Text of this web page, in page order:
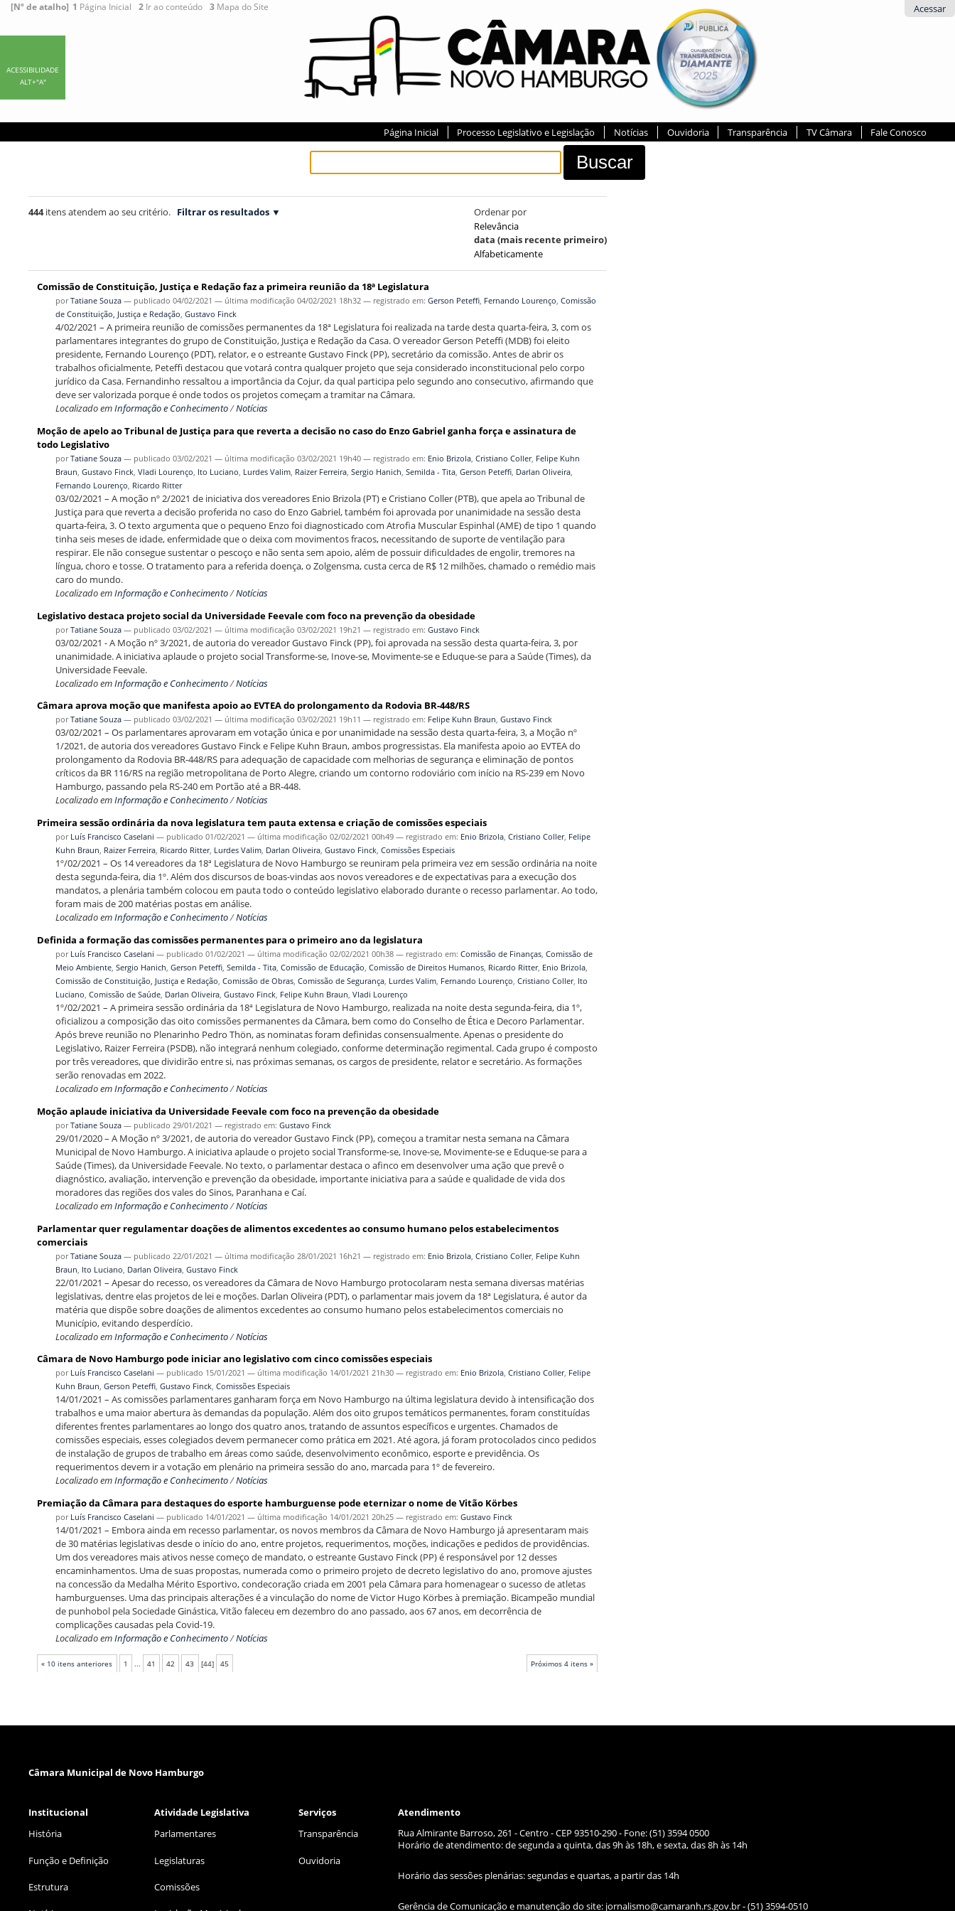
Acessar
[Nº de atalho] 1 Página Inicial 2 Ir ao conteúdo 3 Mapa do Site
ACESSIBILIDADE
ALT+"A"
Página Inicial Processo Legislativo e Legislação Notícias Ouvidoria Transparência TV Câmara Fale Conosco
444itens atendem ao seu critério. Filtrar os resultados
Ordenar por
Relevância
data (mais recente primeiro)
Alfabeticamente
Comissão de Constituição, Justiça e Redação faz a primeira reunião da 18ª Legislatura
porTatiane Souza — publicado 04/02/2021 — última modificação 04/02/2021 18h32 — registrado em: Gerson Peteffi, Fernando Lourenço, Comissão
de Constituição, Justiça e Redação, Gustavo Finck
4/02/2021 – A primeira reunião de comissões permanentes da 18ª Legislatura foi realizada na tarde desta quarta-feira, 3, com os
parlamentares integrantes do grupo de Constituição, Justiça e Redação da Casa. O vereador Gerson Peteffi (MDB) foi eleito
presidente, Fernando Lourenço (PDT), relator, e o estreante Gustavo Finck (PP), secretário da comissão. Antes de abrir os
trabalhos oficialmente, Peteffi destacou que votará contra qualquer projeto que seja considerado inconstitucional pelo corpo
jurídico da Casa. Fernandinho ressaltou a importância da Cojur, da qual participa pelo segundo ano consecutivo, afirmando que
deve ser valorizada porque é onde todos os projetos começam a tramitar na Câmara.
Localizado emInformação e Conhecimento/Notícias
Moção de apelo ao Tribunal de Justiça para que reverta a decisão no caso do Enzo Gabriel ganha força e assinatura de
todo Legislativo
porTatiane Souza — publicado 03/02/2021 — última modificação 03/02/2021 19h40 — registrado em: Enio Brizola, Cristiano Coller, Felipe Kuhn
Braun Gustavo Finck, Vladi Lourenço Ito Luciano Lurdes Valim, Raizer Ferreira, Sergio Hanich Semilda - Tita, Gerson Peteffi, Darlan Oliveira,
Fernando Lourenço Ricardo Ritter
03/02/2021 – A moção nº 2/2021 de iniciativa dos vereadores Enio Brizola (PT) e Cristiano Coller (PTB), que apela ao Tribunal de
Justiça para que reverta a decisão proferida no caso do Enzo Gabriel, também foi aprovada por unanimidade na sessão desta
quarta-feira, 3. O texto argumenta que o pequeno Enzo foi diagnosticado com Atrofia Muscular Espinhal (AME) de tipo 1 quando
tinha seis meses de idade, enfermidade que o deixa com movimentos fracos, necessitando de suporte de ventilação para
respirar. Ele não consegue sustentar o pescoço e não senta sem apoio, além de possuir dificuldades de engolir, tremores na
língua, choro e tosse. O tratamento para a referida doença, o Zolgensma, custa cerca de R$ 12 milhões, chamado o remédio mais
caro do mundo.
Localizado emInformação e Conhecimento/Notícias
Legislativo destaca projeto social da Universidade Feevale com foco na prevenção da obesidade
porTatiane Souza — publicado 03/02/2021 — última modificação 03/02/2021 19h21 — registrado em: Gustavo Finck
03/02/2021 - A Moção nº 3/2021, de autoria do vereador Gustavo Finck (PP), foi aprovada na sessão desta quarta-feira, 3, por
unanimidade. A iniciativa aplaude o projeto social Transforme-se, Inove-se, Movimente-se e Eduque-se para a Saúde (Times), da
Universidade Feevale.
Localizado emInformação e Conhecimento/Notícias
Câmara aprova moção que manifesta apoio ao EVTEA do prolongamento da Rodovia BR-448/RS
porTatiane Souza — publicado 03/02/2021 — última modificação 03/02/2021 19h11 — registrado em: Felipe Kuhn Braun, Gustavo Finck
03/02/2021 – Os parlamentares aprovaram em votação única e por unanimidade na sessão desta quarta-feira, 3, a Moção nº
1/2021, de autoria dos vereadores Gustavo Finck e Felipe Kuhn Braun, ambos progressistas. Ela manifesta apoio ao EVTEA do
prolongamento da Rodovia BR-448/RS para adequação de capacidade com melhorias de segurança e eliminação de pontos
críticos da BR 116/RS na região metropolitana de Porto Alegre, criando um contorno rodoviário com início na RS-239 em Novo
Hamburgo, passando pela RS-240 em Portão até a BR-448.
Localizado emInformação e Conhecimento/Notícias
Primeira sessão ordinária da nova legislatura tem pauta extensa e criação de comissões especiais
por Luís Francisco Caselani — publicado 01/02/2021 — última modificação 02/02/2021 00h49 — registrado em: Enio Brizola, Cristiano Coller, Felipe
Kuhn Braun, Raizer Ferreira, Ricardo Ritter, Lurdes Valim, Darlan Oliveira, Gustavo Finck, Comissões Especiais
1º/02/2021 – Os 14 vereadores da 18ª Legislatura de Novo Hamburgo se reuniram pela primeira vez em sessão ordinária na noite
desta segunda-feira, dia 1º. Além dos discursos de boas-vindas aos novos vereadores e de expectativas para a execução dos
mandatos, a plenária também colocou em pauta todo o conteúdo legislativo elaborado durante o recesso parlamentar. Ao todo,
foram mais de 200 matérias postas em análise.
Localizado emInformação e Conhecimento/Notícias
Definida a formação das comissões permanentes para o primeiro ano da legislatura
por Luís Francisco Caselani — publicado 01/02/2021 — última modificação 02/02/2021 00h38 — registrado em: Comissão de Finanças, Comissão de
Meio Ambiente, Sergio Hanich, Gerson Peteffi, Semilda - Tita, Comissão de Educação, Comissão de Direitos Humanos, Ricardo Ritter, Enio Brizola,
Comissão de Constituição, Justiça e Redação, Comissão de Obras, Comissão de Segurança, Lurdes Valim, Fernando Lourenço, Cristiano Coller, Ito
Luciano, Comissão de Saúde, Darlan Oliveira, Gustavo Finck, Felipe Kuhn Braun, Vladi Lourenço
1º/02/2021 – A primeira sessão ordinária da 18ª Legislatura de Novo Hamburgo, realizada na noite desta segunda-feira, dia 1º,
oficializou a composição das oito comissões permanentes da Câmara, bem como do Conselho de Ética e Decoro Parlamentar.
Após breve reunião no Plenarinho Pedro Thön, as nominatas foram definidas consensualmente. Apenas o presidente do
Legislativo, Raizer Ferreira (PSDB), não integrará nenhum colegiado, conforme determinação regimental. Cada grupo é composto
por três vereadores, que dividirão entre si, nas próximas semanas, os cargos de presidente, relator e secretário. As formações
serão renovadas em 2022.
Localizado emInformação e Conhecimento/Notícias
Moção aplaude iniciativa da Universidade Feevale com foco na prevenção da obesidade
porTatiane Souza — publicado 29/01/2021 — registrado em: Gustavo Finck
29/01/2020 – A Moção nº 3/2021, de autoria do vereador Gustavo Finck (PP), começou a tramitar nesta semana na Câmara
Municipal de Novo Hamburgo. A iniciativa aplaude o projeto social Transforme-se, Inove-se, Movimente-se e Eduque-se para a
Saúde (Times), da Universidade Feevale. No texto, o parlamentar destaca o afinco em desenvolver uma ação que prevê o
diagnóstico, avaliação, intervenção e prevenção da obesidade, importante iniciativa para a saúde e qualidade de vida dos
moradores das regiões dos vales do Sinos, Paranhana e Caí.
Localizado emInformação e Conhecimento/Notícias
Parlamentar quer regulamentar doações de alimentos excedentes ao consumo humano pelos estabelecimentos
comerciais
porTatiane Souza — publicado 22/01/2021 — última modificação 28/01/2021 16h21 — registrado em: Enio Brizola, Cristiano Coller, Felipe Kuhn
Braun Ito Luciano Darlan Oliveira, Gustavo Finck
22/01/2021 – Apesar do recesso, os vereadores da Câmara de Novo Hamburgo protocolaram nesta semana diversas matérias
legislativas, dentre elas projetos de lei e moções. Darlan Oliveira (PDT), o parlamentar mais jovem da 18ª Legislatura, é autor da
matéria que dispõe sobre doações de alimentos excedentes ao consumo humano pelos estabelecimentos comerciais no
Município, evitando desperdício.
Localizado emInformação e Conhecimento/Notícias
Câmara de Novo Hamburgo pode iniciar ano legislativo com cinco comissões especiais
por Luís Francisco Caselani — publicado 15/01/2021 — última modificação 14/01/2021 21h30 — registrado em: Enio Brizola, Cristiano Coller, Felipe
Kuhn Braun, Gerson Peteffi, Gustavo Finck, Comissões Especiais
14/01/2021 – As comissões parlamentares ganharam força em Novo Hamburgo na última legislatura devido à intensificação dos
trabalhos e uma maior abertura às demandas da população. Além dos oito grupos temáticos permanentes, foram constituídas
diferentes frentes parlamentares ao longo dos quatro anos, tratando de assuntos específicos e urgentes. Chamados de
comissões especiais, esses colegiados devem permanecer como prática em 2021. Até agora, já foram protocolados cinco pedidos
de instalação de grupos de trabalho em áreas como saúde, desenvolvimento econômico, esporte e previdência. Os
requerimentos devem ir a votação em plenário na primeira sessão do ano, marcada para 1º de fevereiro.
Localizado emInformação e Conhecimento/Notícias
Premiação da Câmara para destaques do esporte hamburguense pode eternizar o nome de Vitão Körbes
por Luís Francisco Caselani — publicado 14/01/2021 — última modificação 14/01/2021 20h25 — registrado em: Gustavo Finck
14/01/2021 – Embora ainda em recesso parlamentar, os novos membros da Câmara de Novo Hamburgo já apresentaram mais
de 30 matérias legislativas desde o início do ano, entre projetos, requerimentos, moções, indicações e pedidos de providências.
Um dos vereadores mais ativos nesse começo de mandato, o estreante Gustavo Finck (PP) é responsável por 12 desses
encaminhamentos. Uma de suas propostas, numerada como o primeiro projeto de decreto legislativo do ano, promove ajustes
na concessão da Medalha Mérito Esportivo, condecoração criada em 2001 pela Câmara para homenagear o sucesso de atletas
hamburguenses. Uma das principais alterações é a vinculação do nome de Victor Hugo Körbes à premiação. Bicampeão mundial
de punhobol pela Sociedade Ginástica, Vitão faleceu em dezembro do ano passado, aos 67 anos, em decorrência de
complicações causadas pela Covid-19.
Localizado emInformação e Conhecimento/Notícias
« 10 itens anteriores Próximos 4 itens »
1 ... 41 42 43 [44] 45
Câmara Municipal de Novo Hamburgo
Institucional Atividade Legislativa Serviços
Atendimento
História
Função e Definição
Estrutura
Parlamentares
Legislaturas
Comissões
Transparência
Ouvidoria
Rua Almirante Barroso, 261 - Centro - CEP 93510-290 - Fone: (51) 3594 0500
Horário de atendimento: de segunda a quinta, das 9h às 18h, e sexta, das8h às 14h
Horário das sessões plenárias: segundas e quartas, a partir das 14h
Gerência de Comunicação e manutenção do site: jornalismo@camaranh.rs.gov.br- (51) 3594-0510